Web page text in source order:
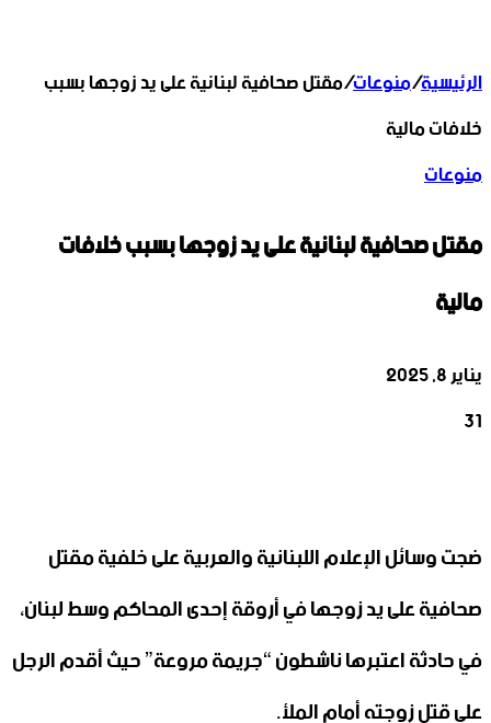
الرئيسية/منوعات/مقتل صحافية لبنانية على يد زوجها بسبب
خلافات مالية
منوعات
مقتل صحافية لبنانية على يد زوجها بسبب خلافات
مالية
يناير 8, 2025
31
ضجت وسائل الإعلام اللبنانية والعربية على خلفية مقتل
صحافية على يد زوجها في أروقة إحدى المحاكم وسط لبنان،
في حادثة اعتبرها ناشطون “جريمة مروعة” حيث أقدم الرجل
على قتل زوجته أمام الملأ.